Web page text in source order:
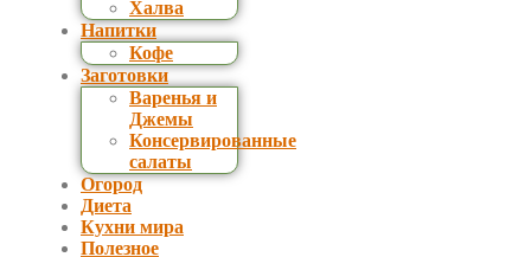
Халва
Напитки
Кофе
Заготовки
Варенья и
Джемы
Консервированные
салаты
Огород
Диета
Кухни мира
Полезное